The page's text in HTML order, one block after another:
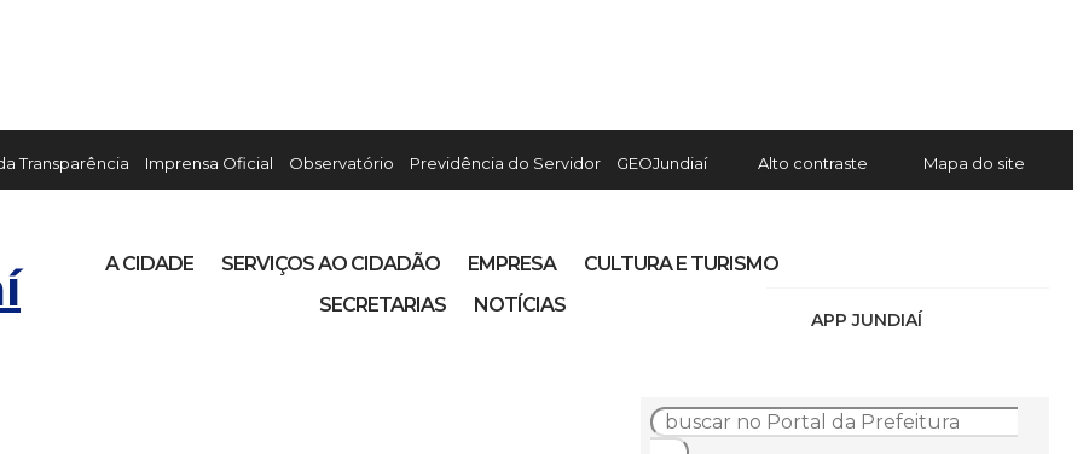
Transparência Imprensa Oficial Observatório Previdência do Servidor GEOJundiaí Alto contraste Mapa do site
APP JUNDIAÍ
A CIDADE SERVIÇOS AO CIDADÃO EMPRESA
CULTURA E TURISMO
SECRETARIAS
NOTÍCIAS